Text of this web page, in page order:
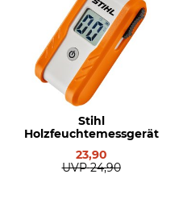
Stihl
Holzfeuchtemessgerät
23,90
UVP 24,90